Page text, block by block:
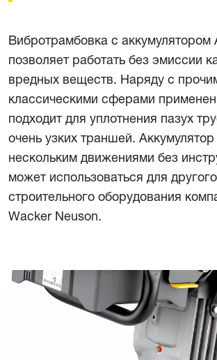
Вибротрамбовка с аккумулятором
позволяет работать без эмиссии
вредных веществ. Наряду с
классическими сферами
подходит для уплотнения пазух
очень узких траншей.
нескольким движениями без
может использоваться для другого
строительного оборудования
Wacker Neuson.